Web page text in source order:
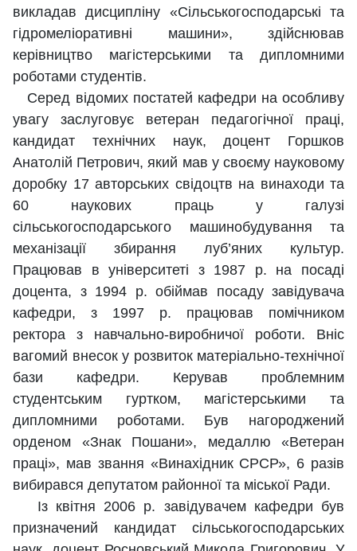
викладав дисципліну «Сільськогосподарські та
гідромеліоративні машини», здійснював
керівництво магістерськими та дипломними
роботами студентів.
Серед відомих постатей кафедри на особливу
увагу заслуговує ветеран педагогічної праці,
кандидат технічних наук, доцент Горшков
Анатолій Петрович, який мав у своєму науковому
доробку 17 авторських свідоцтв на винаходи та
60 наукових праць у галузі
сільськогосподарського машинобудування та
механізації збирання луб’яних культур.
Працював в університеті з 1987 р. на посаді
доцента, з 1994 р. обіймав посаду завідувача
кафедри, з 1997 р. працював помічником
ректора з навчально-виробничої роботи. Вніс
вагомий внесок у розвиток матеріально-технічної
бази кафедри. Керував проблемним
студентським гуртком, магістерськими та
дипломними роботами. Був нагороджений
орденом «Знак Пошани», медаллю «Ветеран
праці», мав звання «Винахідник СРСР», 6 разів
вибирався депутатом районної та міської Ради.
Із квітня 2006 р. завідувачем кафедри був
призначений кандидат сільськогосподарських